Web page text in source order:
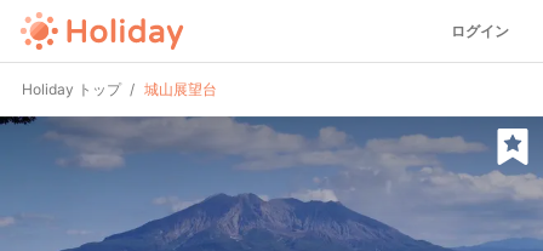
ログイン
Holiday トップ 城山展望台